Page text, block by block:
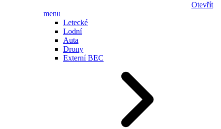
Otevřít
menu
Letecké
Lodní
Auta
Drony
Externí BEC